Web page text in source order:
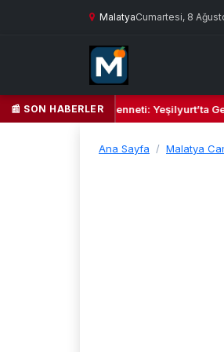
MalatyaCumartesi, 8
📰 SON HABERLER
Kalbi ve Kültür Cenneti: Yeşilyurt’ta
Ana Sayfa Malatya